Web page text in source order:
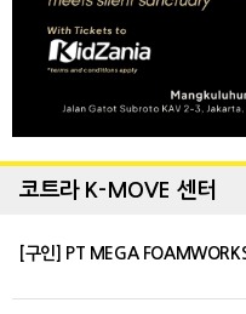
코트라 K-MOVE 센터
[구인] PT MEGA